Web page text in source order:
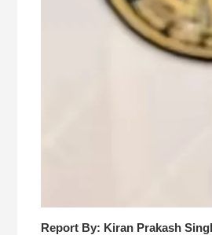
Report By: Kiran Prakash